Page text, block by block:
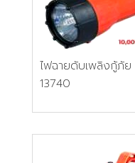
ไฟฉายดับเพลิงกู้ภัย
13740